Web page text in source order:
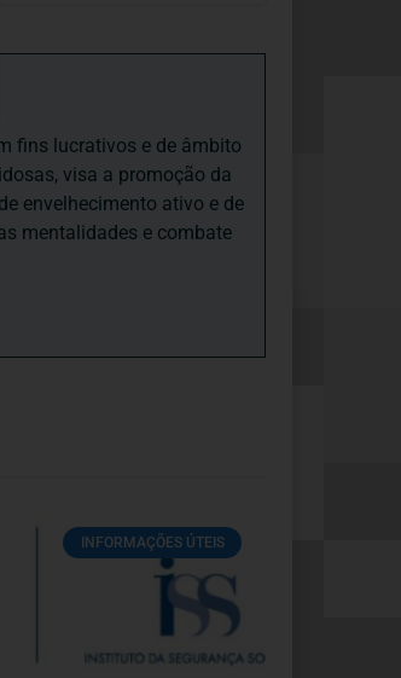
fins lucrativos e de âmbito
visa a promoção da
envelhecimento ativo e de
mentalidades e combate
INFORMAÇÕES ÚTEIS